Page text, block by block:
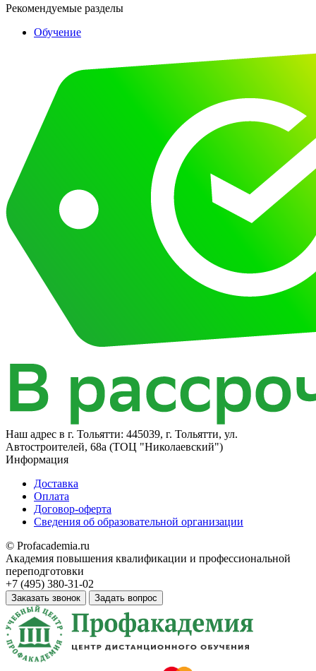
Рекомендуемые разделы
Обучение
Наш адрес в г. Тольятти: 445039, г. Тольятти, ул.
Автостроителей, 68а (ТОЦ "Николаевский")
Информация
Доставка
Оплата
Договор-оферта
Сведения об образовательной организации
© Profacademia.ru
Академия повышения квалификации и профессиональной
переподготовки
+7 (495) 380-31-02
Заказать звонок Задать вопрос